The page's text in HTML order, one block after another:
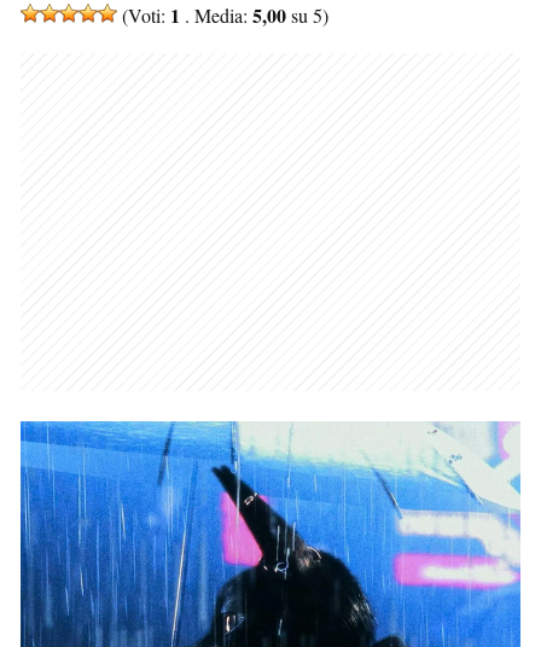
(Voti: 1 . Media: 5,00su 5)